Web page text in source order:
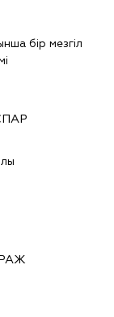
бір мезгіл